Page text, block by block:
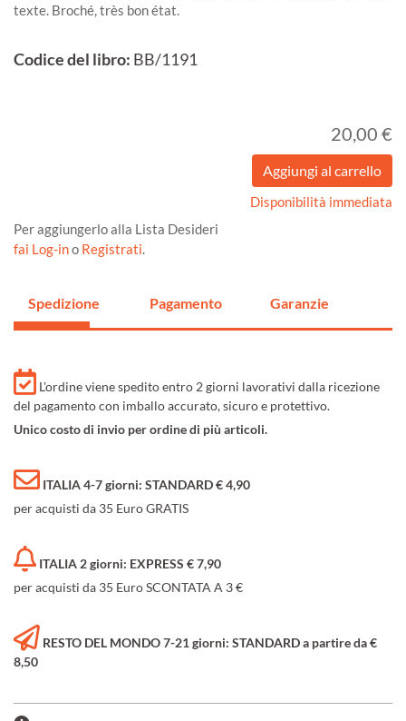
texte. Broché, très bon état.
Codice del libro: BB/1191
20,00 €
Disponibilità immediata
Per aggiungerlo alla Lista Desideri
fai Log-ino Registrati.
Spedizione Pagamento Garanzie
L'ordine viene spedito entro 2 giorni lavorativi dalla ricezione
del pagamento con imballo accurato, sicuro e protettivo.
Unico costo di invio per ordine di più articoli.
ITALIA 4-7 giorni: STANDARD € 4,90
per acquisti da 35 Euro GRATIS
ITALIA 2 giorni: EXPRESS € 7,90
per acquisti da 35 Euro SCONTATA A 3 €
RESTO DEL MONDO 7-21 giorni: STANDARD a partire da €
8,50